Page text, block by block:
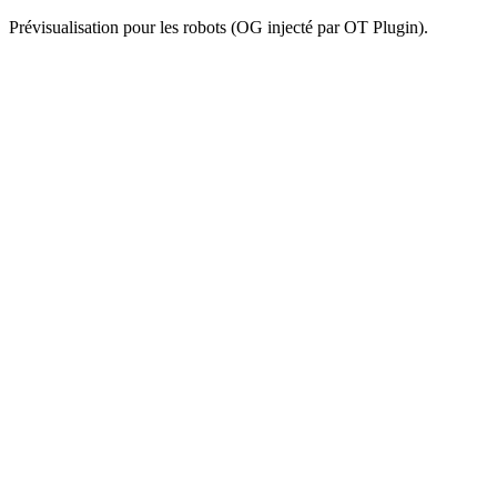
Prévisualisation pour les robots (OG injecté par OT Plugin).